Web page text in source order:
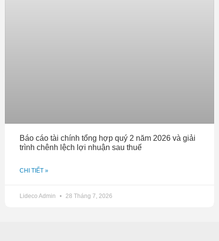
Báo cáo tài chính tổng hợp quý 2 năm 2026 và giải
trình chênh lệch lợi nhuận sau thuế
CHI TIẾT »
Lideco Admin 28 Tháng 7, 2026